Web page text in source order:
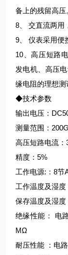
备上的残留高压
8、 交直流两用
9、 仪表采用便
10、高压短路
发电机、高压
缘电阻的理想测
◆技术参数
输出电压：
测量范围：
高压短路电流：
精度：5%
工作电源:：8节
工作温度及湿
保存温度及湿
绝缘性能： 电
MΩ
耐压性能 ：电